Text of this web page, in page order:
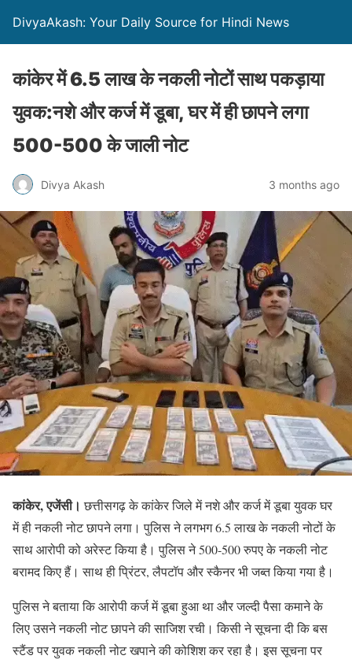
DivyaAkash: Your Daily Source for Hindi News
कांकेर में 6.5 लाख के नकली नोटों साथ पकड़ाया
युवक:नशे और कर्ज में डूबा, घर में ही छापने लगा
500-500 के जाली नोट
Divya Akash 3 months ago
कांकेर, एजेंसी। छत्तीसगढ़ के कांकेर जिले में नशे और कर्ज में डूबा युवक घर
में ही नकली नोट छापने लगा। पुलिस ने लगभग 6.5 लाख के नकली नोटों के
साथ आरोपी को अरेस्ट किया है। पुलिस ने 500-500 रुपए के नकली नोट
बरामद किए हैं। साथ ही प्रिंटर, लैपटॉप और स्कैनर भी जब्त किया गया है।
पुलिस ने बताया कि आरोपी कर्ज में डूबा हुआ था और जल्दी पैसा कमाने के
लिए उसने नकली नोट छापने की साजिश रची। किसी ने सूचना दी कि बस
स्टैंड पर युवक नकली नोट खपाने की कोशिश कर रहा है। इस सूचना पर